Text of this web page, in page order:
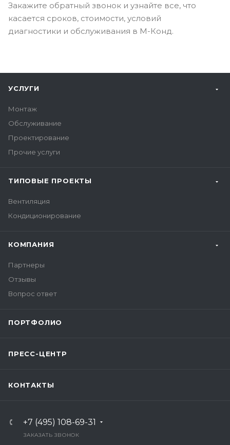
Закажите обратный звонок и узнайте все, что
касается сроков, стоимости, условий
диагностики и обслуживания в М-Конд.
УСЛУГИ
Монтаж
Обслуживание
Проектирование
Прочие услуги
ТИПОВЫЕ ПРОЕКТЫ
Вентиляция
Кондиционирование
КОМПАНИЯ
Партнеры
Отзывы
Вопрос ответ
ПОРТФОЛИО
ПРЕСС-ЦЕНТР
КОНТАКТЫ
+7 (495) 108-69-31
ЗАКАЗАТЬ ЗВОНОК